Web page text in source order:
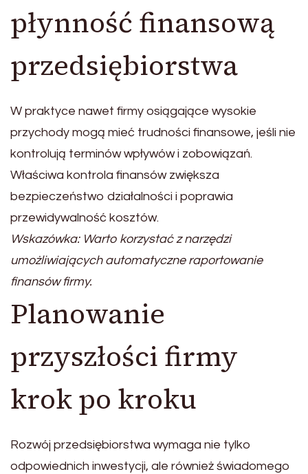
płynność finansową
przedsiębiorstwa
W praktyce nawet firmy osiągające wysokie
przychody mogą mieć trudności finansowe, jeśli nie
kontrolują terminów wpływów i zobowiązań.
Właściwa kontrola finansów zwiększa
bezpieczeństwo działalności i poprawia
przewidywalność kosztów.
Wskazówka: Warto korzystać z narzędzi
umożliwiających automatyczne raportowanie
finansów firmy.
Planowanie
przyszłości firmy
krok po kroku
Rozwój przedsiębiorstwa wymaga nie tylko
odpowiednich inwestycji, ale również świadomego